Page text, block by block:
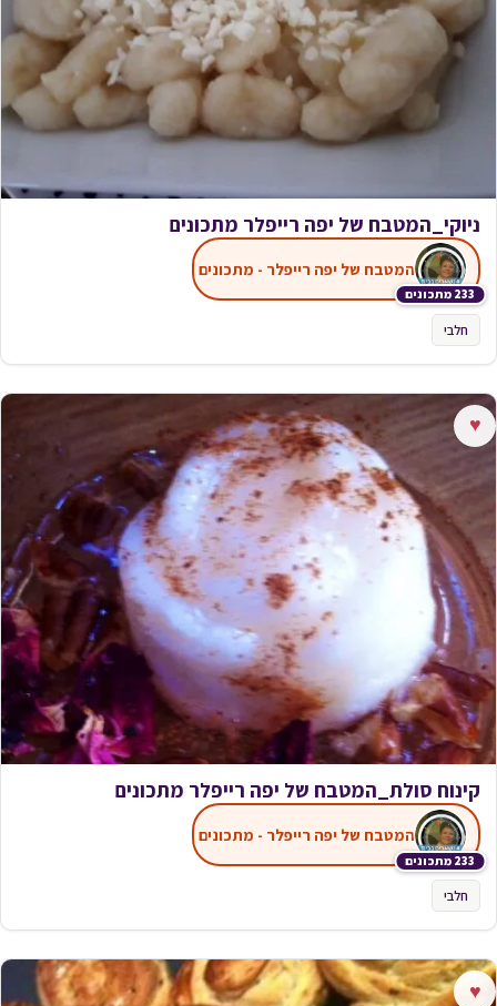
ניוקי_המטבח של יפה רייפלר מתכונים
233 מתכונים
המטבח של יפה רייפלר - מתכונים
חלבי
♥
קינוח סולת_המטבח של יפה רייפלר מתכונים
233 מתכונים
המטבח של יפה רייפלר - מתכונים
חלבי
♥